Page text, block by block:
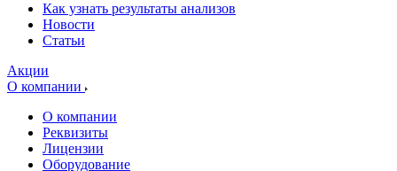
Как узнать результаты анализов
Новости
Статьи
Акции
О компании
О компании
Реквизиты
Лицензии
Оборудование